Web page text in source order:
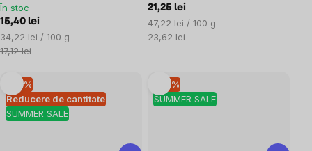
În stoc
15,40 lei
Evaluare
preţ:
34,22 lei / 100 g
17,12 lei
21,25 lei
Evaluare
preţ:
47,22 lei / 100 g
23,62 lei
Reducere de cantitate
SUMMER SALE
–10 %
SUMMER SALE
–10 %